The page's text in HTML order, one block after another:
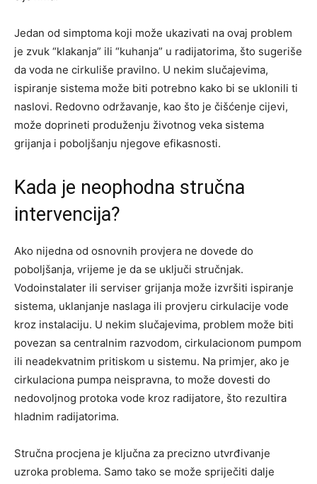
Jedan od simptoma koji može ukazivati na ovaj problem
je zvuk “klakanja” ili “kuhanja” u radijatorima, što sugeriše
da voda ne cirkuliše pravilno. U nekim slučajevima,
ispiranje sistema može biti potrebno kako bi se uklonili ti
naslovi. Redovno održavanje, kao što je čišćenje cijevi,
može doprineti produženju životnog veka sistema
grijanja i poboljšanju njegove efikasnosti.
Kada je neophodna stručna
intervencija?
Ako nijedna od osnovnih provjera ne dovede do
poboljšanja, vrijeme je da se uključi stručnjak.
Vodoinstalater ili serviser grijanja može izvršiti ispiranje
sistema, uklanjanje naslaga ili provjeru cirkulacije vode
kroz instalaciju. U nekim slučajevima, problem može biti
povezan sa centralnim razvodom, cirkulacionom pumpom
ili neadekvatnim pritiskom u sistemu. Na primjer, ako je
cirkulaciona pumpa neispravna, to može dovesti do
nedovoljnog protoka vode kroz radijatore, što rezultira
hladnim radijatorima.
Stručna procjena je ključna za precizno utvrđivanje
uzroka problema. Samo tako se može spriječiti dalje